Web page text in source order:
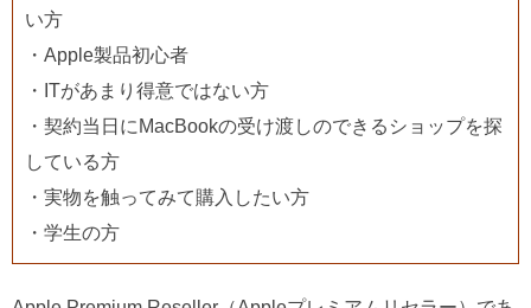
い方
・Apple製品初心者
・ITがあまり得意ではない方
・契約当日にMacBookの受け渡しのできるショップを探
している方
・実物を触ってみて購入したい方
・学生の方